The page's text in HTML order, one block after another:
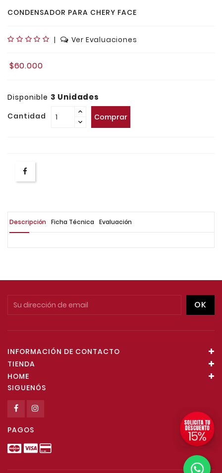
CONDENSADOR PARA CHERY FACE
| Ver Evaluaciones
$60.000
Disponible 3 Unidades
Cantidad Comprar
Descripción Ficha Técnica Evaluación
INFORMACIÓN DE CONTACTO
TIENDA
HOME
SIGUENÓS
PAGOS